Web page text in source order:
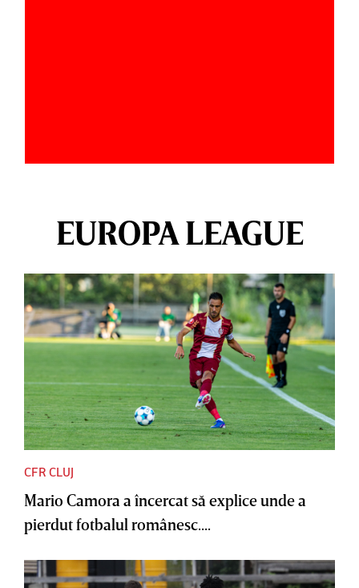
EUROPA LEAGUE
CFR CLUJ
Mario Camora a încercat să explice unde a
pierdut fotbalul românesc....